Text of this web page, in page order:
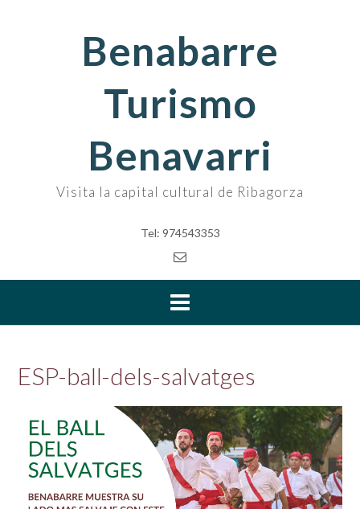
Benabarre
Turismo
Benavarri
Visita la capital cultural de Ribagorza
Tel: 974543353
ESP-ball-dels-salvatges